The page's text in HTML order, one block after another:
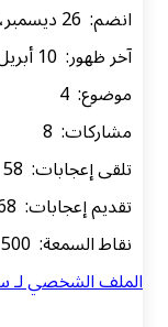
انضم: 26 ديسمبر، 2020 10:42 م
آخر ظهور: 10 أبريل، 2026 10:51 ص
موضوع: 4
مشاركات: 8
تلقى إعجابات: 58
تقديم إعجابات: 68
نقاط السمعة: 500
الملف الشخصي لـ